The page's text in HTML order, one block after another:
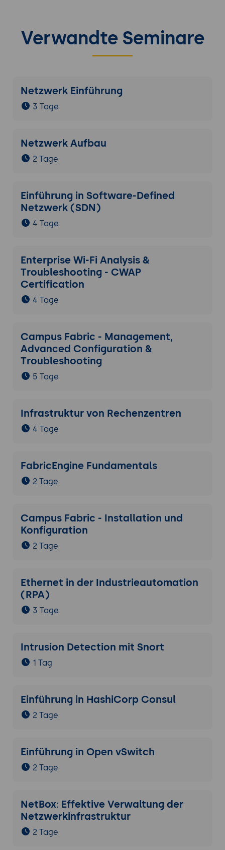
Verwandte Seminare
Netzwerk Einführung
3 Tage
Netzwerk Aufbau
2 Tage
Einführung in Software-Defined
Netzwerk (SDN)
4 Tage
Enterprise Wi-Fi Analysis &
Troubleshooting - CWAP
Certification
4 Tage
Campus Fabric - Management,
Advanced Configuration &
Troubleshooting
5 Tage
Infrastruktur von Rechenzentren
4 Tage
FabricEngine Fundamentals
2 Tage
Campus Fabric - Installation und
Konfiguration
2 Tage
Ethernet in der Industrieautomation
(RPA)
3 Tage
Intrusion Detection mit Snort
1 Tag
Einführung in HashiCorp Consul
2 Tage
Einführung in Open vSwitch
2 Tage
NetBox: Effektive Verwaltung der
Netzwerkinfrastruktur
2 Tage